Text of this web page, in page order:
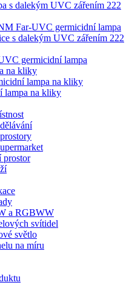
s dalekým UVC zářením 222
Far-UVC germicidní lampa
s dalekým UVC zářením 222
germicidní lampa
na kliky
lampa na kliky
lampa na kliky
prostor
a RGBWW
svítidel
světlo
na míru